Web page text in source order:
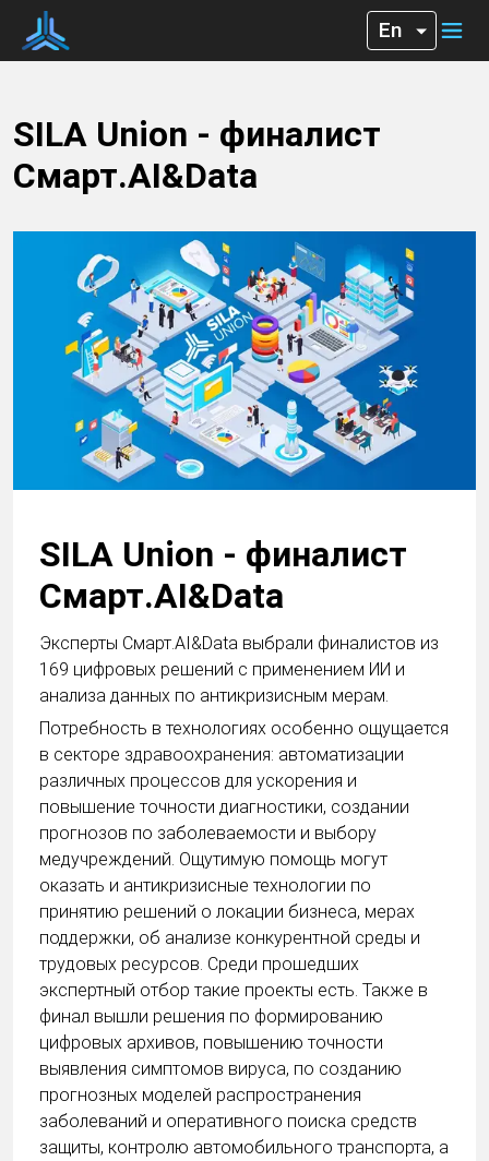
SILA Union - финалист
Смарт.AI&Data
SILA Union - финалист
Смарт.AI&Data
Эксперты Смарт.AI&Data выбрали финалистов из
169 цифровых решений с применением ИИ и
анализа данных по антикризисным мерам.
Потребность в технологиях особенно ощущается
в секторе здравоохранения: автоматизации
различных процессов для ускорения и
повышение точности диагностики, создании
прогнозов по заболеваемости и выбору
медучреждений. Ощутимую помощь могут
оказать и антикризисные технологии по
принятию решений о локации бизнеса, мерах
поддержки, об анализе конкурентной среды и
трудовых ресурсов. Среди прошедших
экспертный отбор такие проекты есть. Также в
финал вышли решения по формированию
цифровых архивов, повышению точности
выявления симптомов вируса, по созданию
прогнозных моделей распространения
заболеваний и оперативного поиска средств
защиты, контролю автомобильного транспорта, а